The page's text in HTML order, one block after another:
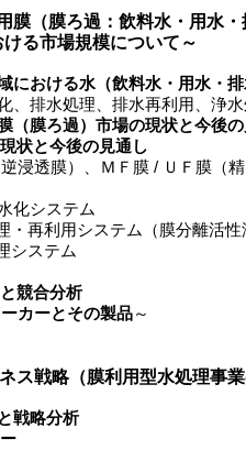
膜（膜ろ過：飲料水・用水
る市場規模について～
における水（飲料水・用水・
排水処理、排水再利用、浄水
（膜ろ過）市場の現状と今後
状と今後の見通し
透膜）、ＭＦ膜 / ＵＦ膜（精
システム
利用システム（膜分離活性
ステム
競合分析
カーとその製品～
ス戦略（膜利用型水処理事
戦略分析